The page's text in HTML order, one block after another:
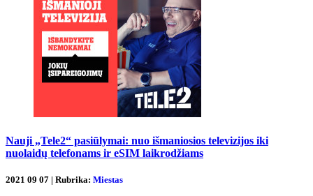
Nauji „Tele2“ pasiūlymai: nuo išmaniosios televizijos iki
nuolaidų telefonams ir eSIM laikrodžiams
2021 09 07 | Rubrika: Miestas